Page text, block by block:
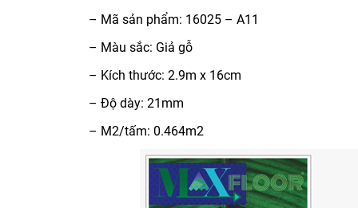
– Mã sản phẩm: 16025 – A11
– Màu sắc: Giả gỗ
– Kích thước: 2.9m x 16cm
– Độ dày: 21mm
– M2/tấm: 0.464m2